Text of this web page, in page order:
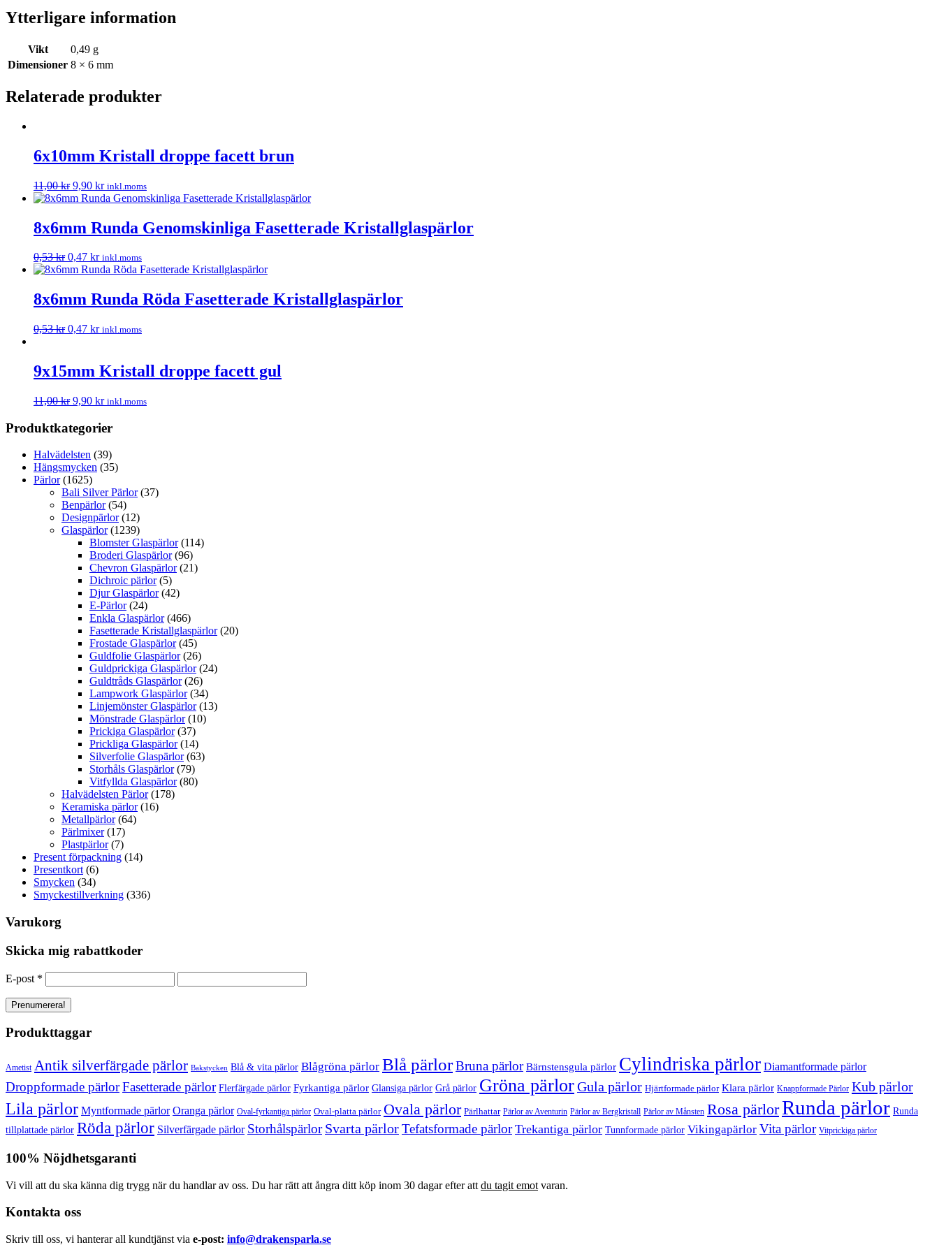
Ytterligare information
Vikt
0,49 g
Dimensioner 8 × 6 mm
Relaterade produkter
6x10mm Kristall droppe facett brun
11,00kr 9,90 kr inkl.moms
8x6mm Runda Genomskinliga Fasetterade Kristallglaspärlor
0,53kr 0,47 kr inkl.moms
8x6mm Runda Röda Fasetterade Kristallglaspärlor
0,53kr 0,47 kr inkl.moms
9x15mm Kristall droppe facett gul
11,00kr 9,90 kr inkl.moms
Produktkategorier
Halvädelsten (39)
Hängsmycken (35)
Pärlor (1625)
Bali Silver Pärlor (37)
Benpärlor (54)
Designpärlor (12)
Glaspärlor (1239)
Blomster Glaspärlor (114)
Broderi Glaspärlor (96)
Chevron Glaspärlor (21)
Dichroic pärlor (5)
Djur Glaspärlor (42)
E-Pärlor (24)
Enkla Glaspärlor (466)
Fasetterade Kristallglaspärlor (20)
Frostade Glaspärlor (45)
Guldfolie Glaspärlor (26)
Guldprickiga Glaspärlor (24)
Guldtråds Glaspärlor (26)
Lampwork Glaspärlor (34)
Linjemönster Glaspärlor (13)
Mönstrade Glaspärlor (10)
Prickiga Glaspärlor (37)
Prickliga Glaspärlor (14)
Silverfolie Glaspärlor (63)
Storhåls Glaspärlor (79)
Vitfyllda Glaspärlor (80)
Halvädelsten Pärlor (178)
Keramiska pärlor (16)
Metallpärlor (64)
Pärlmixer (17)
Plastpärlor (7)
Present förpackning (14)
Presentkort (6)
Smycken (34)
Smyckestillverkning (336)
Varukorg
Skicka mig rabattkoder
E-post *
Produkttaggar
Ametist Antik silverfärgade pärlor Bakstycken Blå & vita pärlor Blågröna pärlor Blå pärlorBruna pärlor Bärnstensgula pärlor Cylindriska pärlor Diamantformade pärlor
Droppformade pärlorFasetterade pärlor Flerfärgade pärlor Fyrkantiga pärlor Glansiga pärlor Grå pärlor Gröna pärlorGula pärlor Hjärtformade pärlor Klara pärlor Knappformade Pärlor Kub pärlor
Lila pärlor Myntformade pärlor Oranga pärlor Oval-fyrkantiga pärlor Oval-platta pärlor Ovala pärlor Pärlhattar Pärlor av Aventurin Pärlor av Bergkristall Pärlor av Månsten Rosa pärlorRunda pärlor Runda
tillplattade pärlor Röda pärlor Silverfärgade pärlor Storhålspärlor Svarta pärlorTefatsformade pärlor Trekantiga pärlor Tunnformade pärlor Vikingapärlor Vita pärlor Vitprickiga pärlor
100% Nöjdhetsgaranti
Vi vill att du ska känna dig trygg när du handlar av oss. Du har rätt att ångra ditt köp inom 30 dagar efter att du tagit emot varan.
Kontakta oss
Skriv till oss, vi hanterar all kundtjänst via e-post: info@drakensparla.se